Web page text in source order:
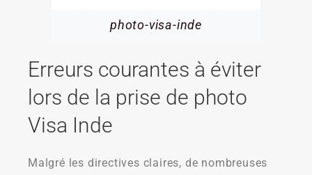
photo-visa-inde
Erreurs courantes à éviter
lors de la prise de photo
Visa Inde
Malgré les directives claires, de nombreuses